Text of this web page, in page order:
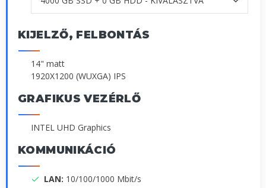
KIJELZŐ, FELBONTÁS
14" matt
1920X1200 (WUXGA) IPS
GRAFIKUS VEZÉRLŐ
INTEL UHD Graphics
KOMMUNIKÁCIÓ
LAN: 10/100/1000 Mbit/s